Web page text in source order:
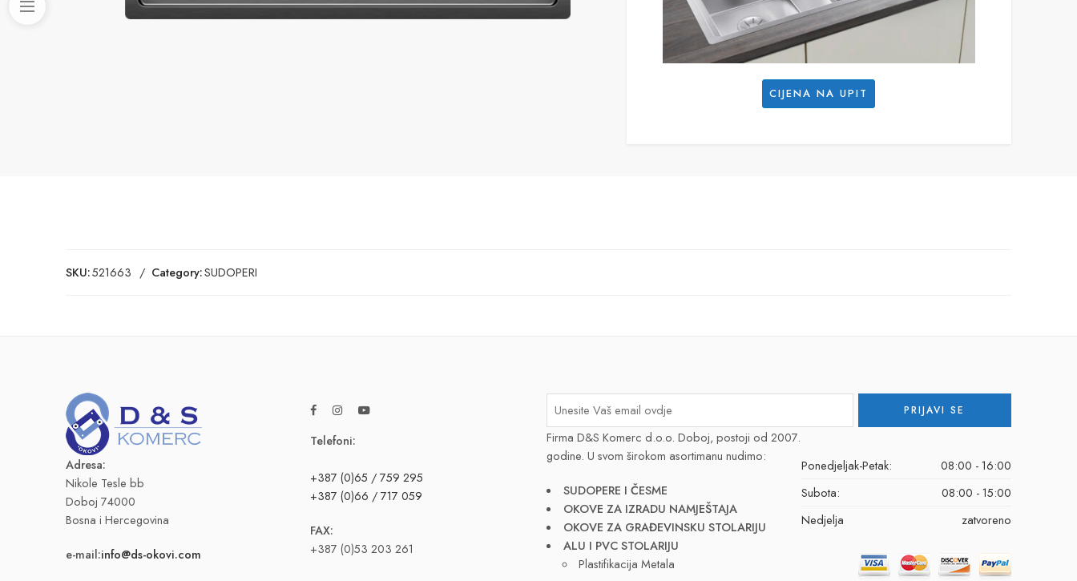
CIJENA NA UPIT
SKU:521663 Category:SUDOPERI
Adresa:
Nikole Tesle bb
Doboj 74000
Bosna i Hercegovina
e-mail:info@ds-okovi.com
Telefoni:
+387 (0)65 / 759 295
+387 (0)66 / 717 059
FAX:
+387 (0)53 203 261
Firma D&S Komerc d.o.o. Doboj, postoji od 2007.
godine. U svom širokom asortimanu nudimo:
SUDOPERE I ČESME
OKOVE ZA IZRADU NAMJEŠTAJA
OKOVE ZA GRAĐEVINSKU STOLARIJU
ALU I PVC STOLARIJU
Plastifikacija Metala
Ponedjeljak-Petak:
08:00 - 16:00
Subota:
08:00 - 15:00
Nedjelja
zatvoreno